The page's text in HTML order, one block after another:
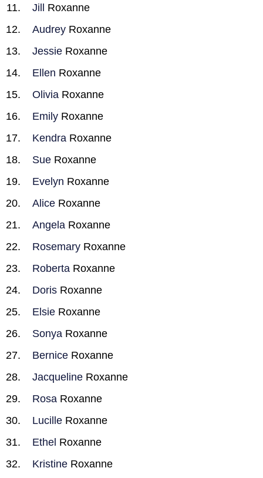
Jill
Roxanne
Audrey Roxanne
Jessie Roxanne
Ellen Roxanne
Olivia Roxanne
Emily Roxanne
Kendra Roxanne
Sue Roxanne
Evelyn Roxanne
Alice Roxanne
Angela Roxanne
Rosemary Roxanne
Roberta Roxanne
Doris Roxanne
Elsie Roxanne
Sonya Roxanne
Bernice Roxanne
Jacqueline Roxanne
Rosa Roxanne
Lucille Roxanne
Ethel Roxanne
Kristine Roxanne